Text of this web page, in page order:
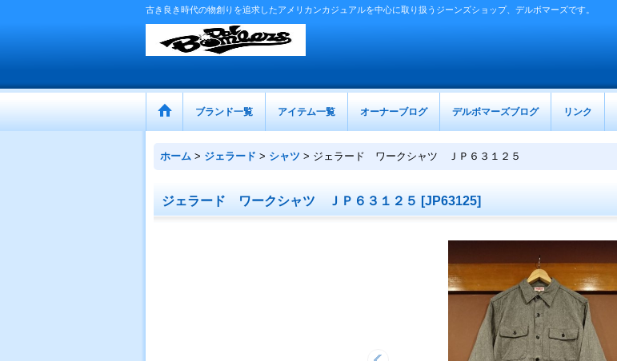
古き良き時代の物創りを追求したアメリカンカジュアルを中心に取り扱うジーンズショップ、デルボマーズです。
ブランド一覧 アイテム一覧 オーナーブログ デルボマーズブログ リンク
ホーム > ジェラード > シャツ > ジェラード ワークシャツ ＪＰ６３１２５
ジェラード ワークシャツ ＪＰ６３１２５ [JP63125]